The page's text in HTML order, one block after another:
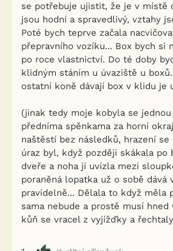
se potřebuje ujistit, že je v místě
jsou hodní a spravedlivý, vztahy
Poté bych teprve začala
přepravního vozíku... Box bych si
po roce vlastnictví. Do té doby
klidným stáním u úvaziště u
ostatní koně dávají box v klidu je
(jinak tedy moje kobyla se
předníma spěnkama za horní
naštěstí bez následků, hrazení se
úraz byl, když později skákala po
dveře a noha jí uvízla mezi
poraněná lopatka už o sobě dává
pravidelně... Dělala to když měla
sama nebude a prostě musí
kůň se vracel z vyjížďky a